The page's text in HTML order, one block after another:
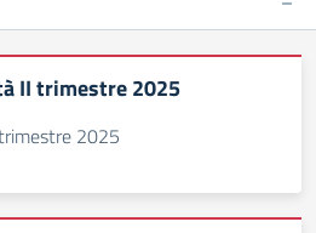
II trimestre 2025
2025